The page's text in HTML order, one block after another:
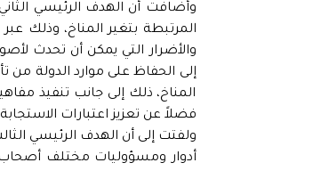
وأضافت أن الهدف الرئيسي
المرتبطة بتغير المناخ، وذلك
والأضرار التي يمكن أن تحدث
إلى الحفاظ على موارد الدولة من
المناخ، ذلك إلى جانب تنفيذ
فضلاً عن تعزيز اعتبارات
ولفتت إلى أن الهدف الرئيسي
أدوار ومسؤوليات مختلف